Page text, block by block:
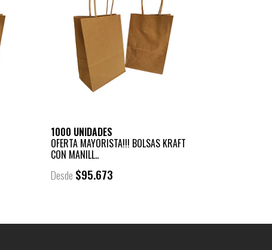
1000 UNIDADES
OFERTA MAYORISTA!!! BOLSAS KRAFT
CON MANILL..
Desde $95.673